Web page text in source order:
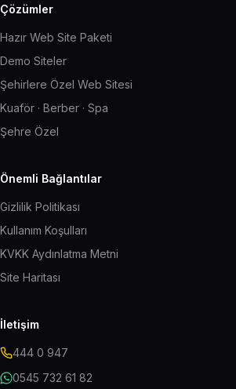
Çözümler
Hazır Web Site Paketi
Demo Siteler
Şehirlere Özel Web Sitesi
Kuaför · Berber · Spa
Şehre Özel
Önemli Bağlantılar
Gizlilik Politikası
Kullanım Koşulları
KVKK Aydınlatma Metni
Site Haritası
İletişim
444 0 947
0545 732 61 82